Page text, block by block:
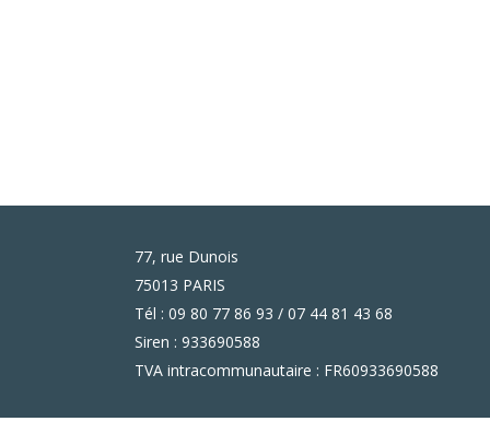
77, rue Dunois
75013 PARIS
Tél : 09 80 77 86 93 / 07 44 81 43 68
Siren : 933690588
TVA intracommunautaire : FR60933690588